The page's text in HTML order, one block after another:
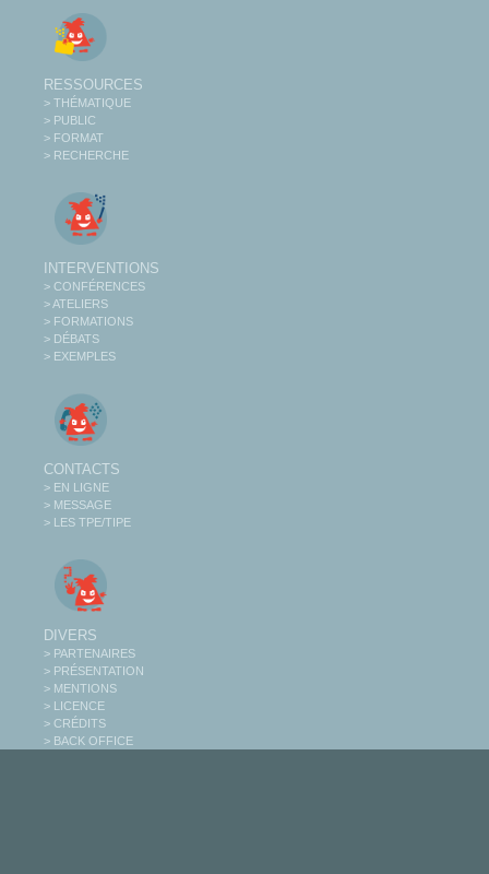
RESSOURCES
> THÉMATIQUE
> PUBLIC
> FORMAT
> RECHERCHE
INTERVENTIONS
> CONFÉRENCES
> ATELIERS
> FORMATIONS
> DÉBATS
> EXEMPLES
CONTACTS
> EN LIGNE
> MESSAGE
> LES TPE/TIPE
DIVERS
> PARTENAIRES
> PRÉSENTATION
> MENTIONS
> LICENCE
> CRÉDITS
> BACK OFFICE